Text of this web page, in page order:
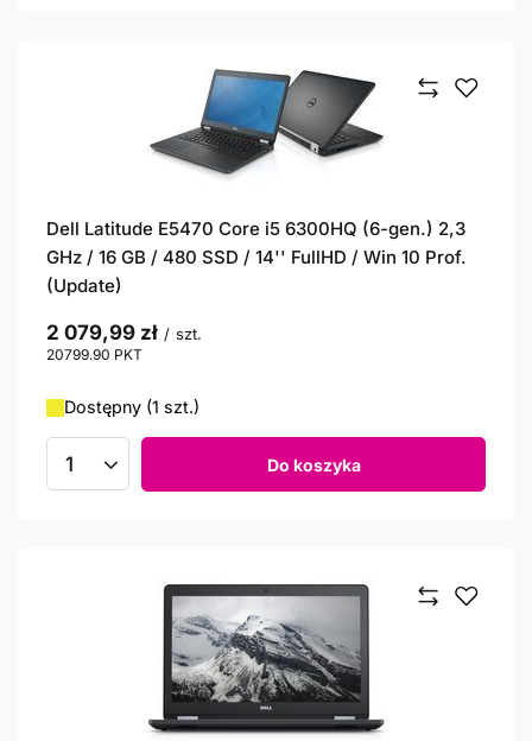
Dell Latitude E5470 Core i5 6300HQ (6-gen.) 2,3
GHz / 16 GB / 480 SSD / 14'' FullHD / Win 10 Prof.
(Update)
2 079,99 zł / szt.
20799.90 PKT
Dostępny (1 szt.)
Ilość produktów Do koszyka